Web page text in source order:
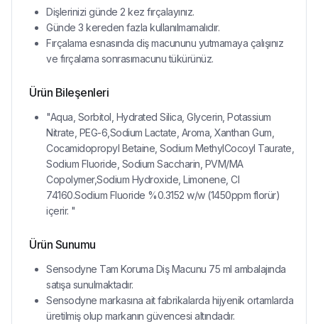
Dişlerinizi günde 2 kez fırçalayınız.
Günde 3 kereden fazla kullanılmamalıdır.
Fırçalama esnasında diş macununu yutmamaya çalışınız
ve fırçalama sonrasımacunu tükürünüz.
Ürün Bileşenleri
"Aqua, Sorbitol, Hydrated Silica, Glycerin, Potassium
Nitrate, PEG-6,Sodium Lactate, Aroma, Xanthan Gum,
Cocamidopropyl Betaine, Sodium MethylCocoyl Taurate,
Sodium Fluoride, Sodium Saccharin, PVM/MA
Copolymer,Sodium Hydroxide, Limonene, CI
74160.Sodium Fluoride %0.3152 w/w (1450ppm florür)
içerir. "
Ürün Sunumu
Sensodyne Tam Koruma Diş Macunu 75 ml ambalajında
satışa sunulmaktadır.
Sensodyne markasına ait fabrikalarda hijyenik ortamlarda
üretilmiş olup markanın güvencesi altındadır.